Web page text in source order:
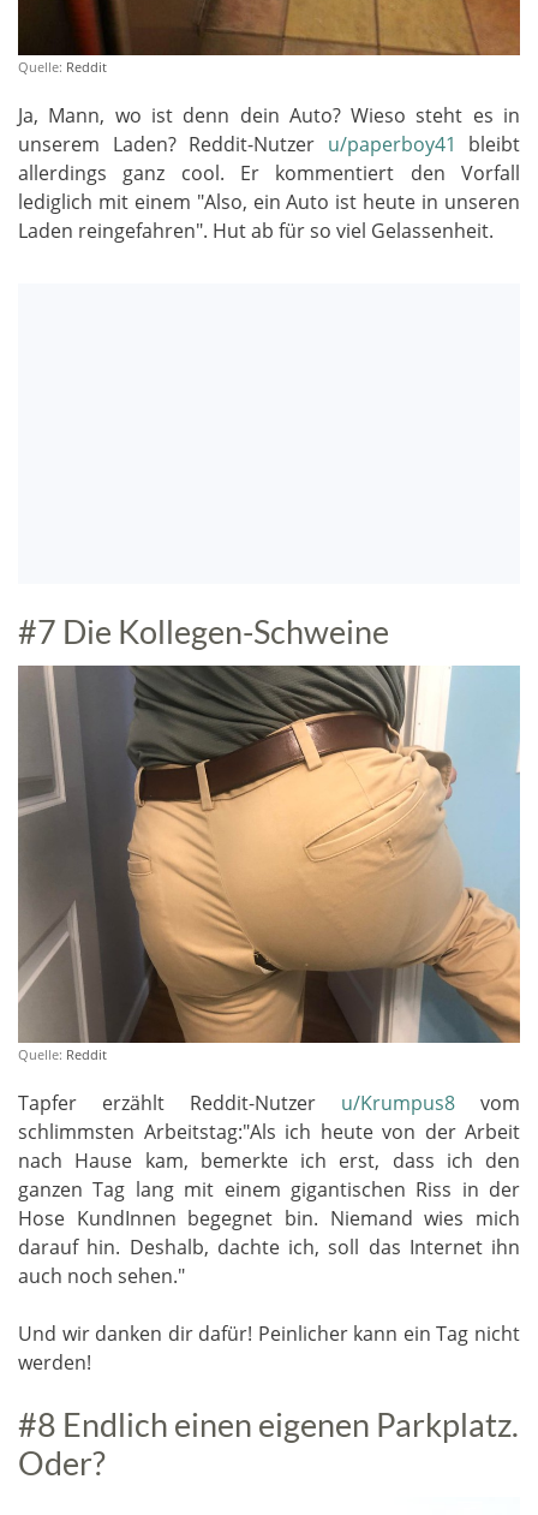
Quelle: Reddit
Ja, Mann, wo ist denn dein Auto? Wieso steht es in
unserem Laden? Reddit-Nutzer u/paperboy41
bleibt
allerdings ganz cool. Er kommentiert den Vorfall
lediglich mit einem "Also, ein Auto ist heute in unseren
Laden reingefahren". Hut ab für so viel Gelassenheit.
#7 Die Kollegen-Schweine
Quelle: Reddit
Tapfer erzählt Reddit-Nutzer u/Krumpus8 vom
schlimmsten Arbeitstag:"Als ich heute von der Arbeit
nach Hause kam, bemerkte ich erst, dass ich den
ganzen Tag lang mit einem gigantischen Riss in der
Hose KundInnen begegnet bin. Niemand wies mich
darauf hin. Deshalb, dachte ich, soll das Internet ihn
auch noch sehen."
Und wir danken dir dafür! Peinlicher kann ein Tag nicht
werden!
#8 Endlich einen eigenen Parkplatz.
Oder?